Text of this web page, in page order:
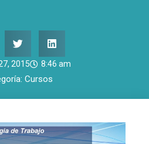
2015 8:46 am
Cursos